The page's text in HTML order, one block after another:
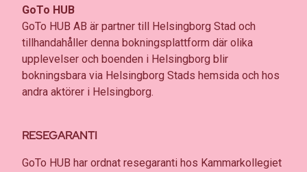
GoTo HUB
GoTo HUB AB är partner till Helsingborg Stad och
tillhandahåller denna bokningsplattform där olika
upplevelser och boenden i Helsingborg blir
bokningsbara via Helsingborg Stads hemsida och hos
andra aktörer i Helsingborg.
RESEGARANTI
GoTo HUB har ordnat resegaranti hos Kammarkollegiet